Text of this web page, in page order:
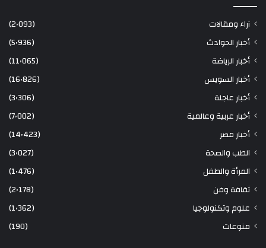
آراء ومقالات
(2٬093)
أخبار الحوادث
(5٬936)
أخبار الرياضة
(11٬065)
أخبار السويس
(16٬826)
أخبار عاجلة
(3٬306)
أخبار عربية وعالمية
(7٬002)
أخبار مصر
(14٬423)
الطب والصحة
(3٬027)
المرأة والطفل
(1٬476)
ثقافة وفن
(2٬178)
علوم وتكنولوجيا
(1٬362)
منوعات
(190)